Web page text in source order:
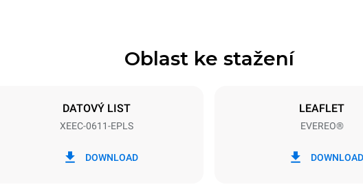
Velikost plechu
220-240V 1N~
Oblast ke stažení
DATOVÝ LIST
XEEC-0611-EPLS
DOWNLOAD
LEAFLET
EVEREO®
DOWNLOAD